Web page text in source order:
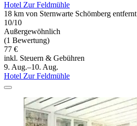
Hotel Zur Feldmühle
18 km von Sternwarte Schömberg entfernt
10/10
Außergewöhnlich
(1 Bewertung)
77 €
inkl. Steuern & Gebühren
9. Aug.–10. Aug.
Hotel Zur Feldmühle